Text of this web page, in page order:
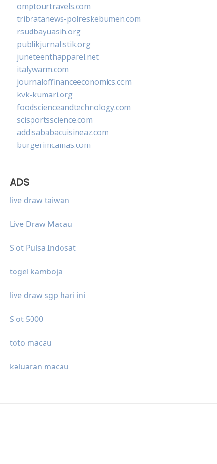
omptourtravels.com
tribratanews-polreskebumen.com
rsudbayuasih.org
publikjurnalistik.org
juneteenthapparel.net
italywarm.com
journaloffinanceeconomics.com
kvk-kumari.org
foodscienceandtechnology.com
scisportsscience.com
addisababacuisineaz.com
burgerimcamas.com
ADS
live draw taiwan
Live Draw Macau
Slot Pulsa Indosat
togel kamboja
live draw sgp hari ini
Slot 5000
toto macau
keluaran macau